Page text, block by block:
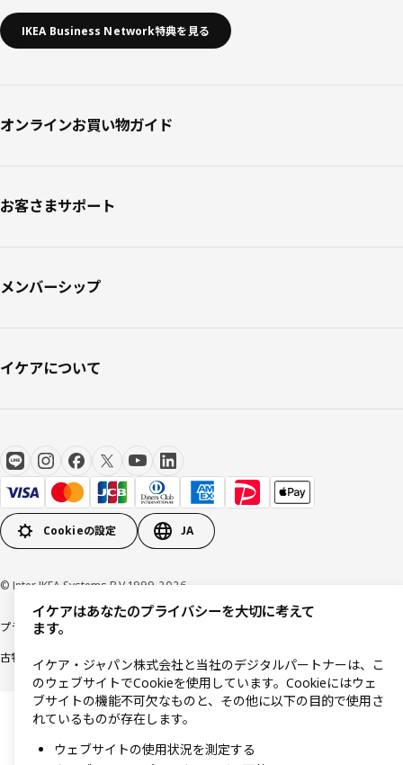
IKEA Business Network特典を見る
オンラインお買い物ガイド
お客さまサポート
メンバーシップ
イケアについて
Cookieの設定 JA
© Inter IKEA Systems B.V 1999-2026
プライバシーポリシー
古物営業法に基づく表記
イケアはあなたのプライバシーを大切に考えて
ます。
イケア・ジャパン株式会社と当社のデジタルパートナーは、こ
のウェブサイトでCookieを使用しています。Cookieにはウェ
ブサイトの機能不可欠なものと、その他に以下の目的で使用さ
れているものが存在します。
ウェブサイトの使用状況を測定する